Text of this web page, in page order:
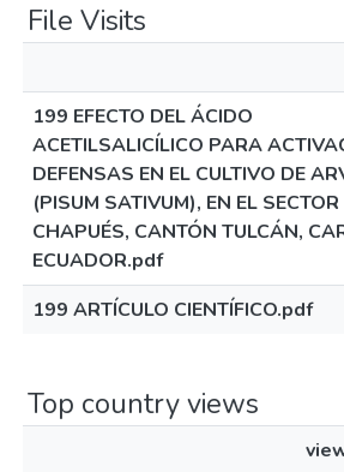
File Visits
199 EFECTO DEL ÁCIDO
ACETILSALICÍLICO PARA
DEFENSAS EN EL CULTIVO DE
(PISUM SATIVUM), EN EL SECTOR
CHAPUÉS, CANTÓN TULCÁN,
ECUADOR.pdf
199 ARTÍCULO CIENTÍFICO.pdf
Top country views